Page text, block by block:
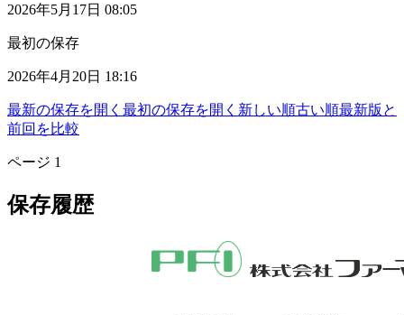
2026年5月17日 08:05
最初の保存
2026年4月20日 18:16
最新の保存を開く 最初の保存を開く 新しい順古い順最新版と
前回を比較
ページ 1
保存履歴